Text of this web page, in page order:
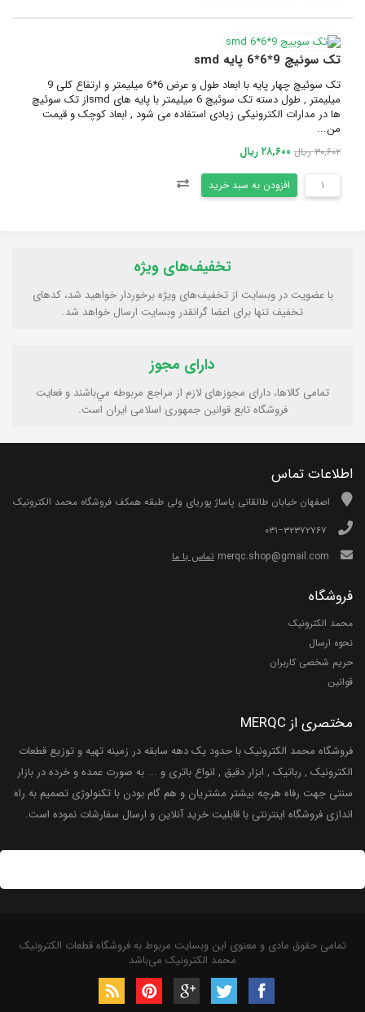
تک سوئیچ 9*6*6 پایه smd
تک سوئیچ چهار پایه با ابعاد طول و عرض 6*6 میلیمتر و ارتفاع کلی 9
میلیمتر , طول دسته تک سوئیچ 6 میلیمتر با پایه های smdاز تک سوئیچ
ها در مدارات الکترونیکی زیادی استفاده می شود , ابعاد کوچک و قیمت
من...
۳۰,۶۰۲ ریال ۲۸,۶۰۰ ریال
افزودن به سبد خرید
تخفیف‌های ویژه
با عضویت در وبسایت از تخفیف‌های ویژه برخوردار خواهید شد، کدهای
تخفیف تنها برای اعضا گرانقدر وبسایت ارسال خواهد شد.
دارای مجوز
تمامی كالاها، دارای مجوزهای لازم از مراجع مربوطه مي‌باشند و فعایت
فروشگاه تابع قوانين جمهوری اسلامی ايران است.
اطلاعات تماس
اصفهان خیابان طالقانی پاساژ پوریای ولی طبقه همکف فروشگاه محمد الکترونیک
تماس با ما
فروشگاه
محمد الکترونیک
نحوه ارسال
حریم شخصی کاربران
قوانین
مختصری از MERQC
فروشگاه محمد الکترونیک با حدود یک دهه سابقه در زمینه تهیه و توزیع قطعات
الکترونیک , رباتیک , ابزار دقیق , انواع باتری و ... به صورت عمده و خرده در بازار
سنتی جهت رفاه هرچه بیشتر مشتریان و هم گام بودن با تکنولوژی تصمیم به راه
اندازی فروشگاه اینترنتی با قابلیت خرید آنلاین و ارسال سفارشات نموده است.
تمامی حقوق مادی و معنوی این وبسایت مربوط به فروشگاه قطعات الکترونیک
محمد الکترونیک می‌باشد